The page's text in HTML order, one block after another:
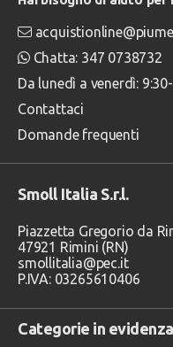
Categorie in evidenza
Chatta: 347 0738732
Da lunedì a venerdì:
Contattaci
Domande frequenti
Smoll Italia S.r.l.
Piazzetta Gregorio da
47921 Rimini (RN)
smollitalia@pec.it
P.IVA: 03265610406